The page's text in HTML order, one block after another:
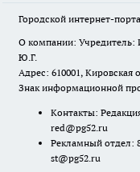
Городской интернет-
О компании: Учредитель:
Ю.Г.
Адрес: 610001, Кировская
Знак информационной
Контакты:
red@pg52.ru
Рекламный отдел:
st@pg52.ru